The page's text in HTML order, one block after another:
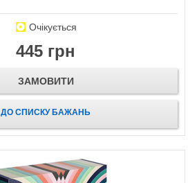
Очікується
445 грн
ЗАМОВИТИ
ДО СПИСКУ БАЖАНЬ